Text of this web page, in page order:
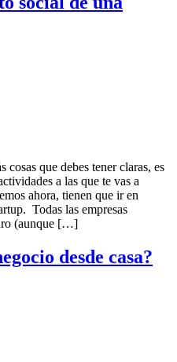
cosas que debes tener claras, es
a las que te vas a
ahora, tienen que ir en
Todas las empresas
(aunque […]
desde casa?